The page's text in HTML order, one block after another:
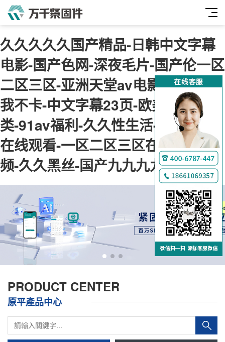
久久久久久国产精品-日韩中文字幕
电影-国产色网-深夜毛片-国产伦一区
二区三区-亚洲天堂av电影-神马午夜
我不卡-中文字幕23页-欧美综合另
类-91av福利-久久性生活-肉肉视频
在线观看-一区二区三区在线免费视
频-久久黑丝-国产九九九九
PRODUCT CENTER
原平產品中心